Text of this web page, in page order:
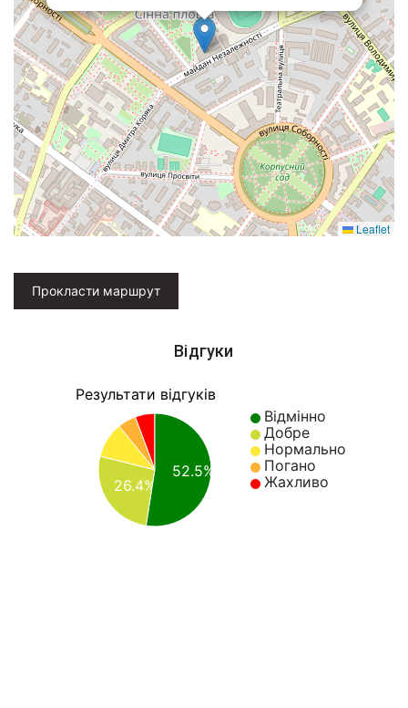
Leaflet
Прокласти маршрут
Відгуки
Результати відгуків
Відмінно
Добре
Нормально
Погано
Жахливо
26.4%
52.5%